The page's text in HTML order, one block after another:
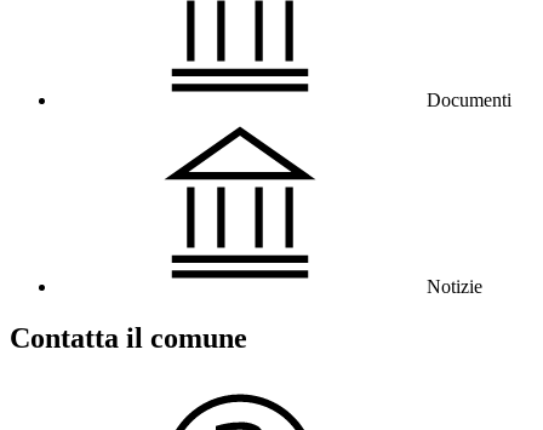
Documenti
Notizie
Contatta il comune